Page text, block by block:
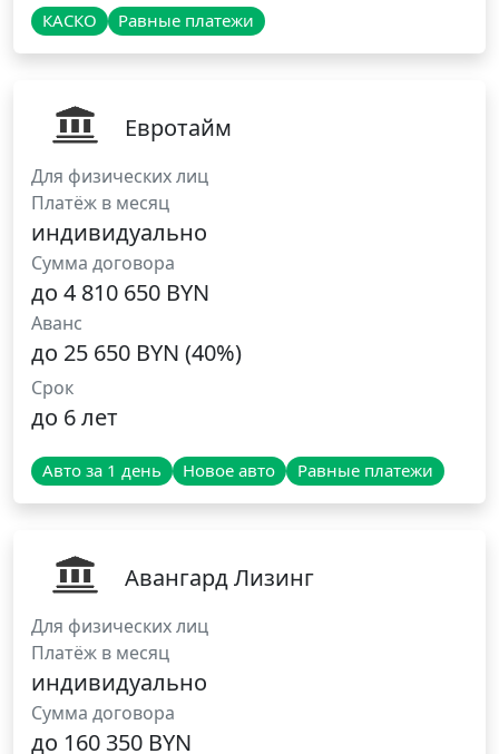
КАСКО Равные платежи
Евротайм
Для физических лиц
Платёж в месяц
индивидуально
Сумма договора
до 4 810 650 BYN
Аванс
до 25 650 BYN (40%)
Срок
до 6 лет
Авто за 1 день Новое авто Равные платежи
Авангард Лизинг
Для физических лиц
Платёж в месяц
индивидуально
Сумма договора
до 160 350 BYN